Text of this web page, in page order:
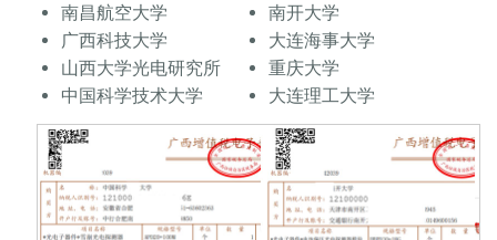
南昌航空大学
广西科技大学
山西大学光电研究所
中国科学技术大学
南开大学
大连海事大学
重庆大学
大连理工大学